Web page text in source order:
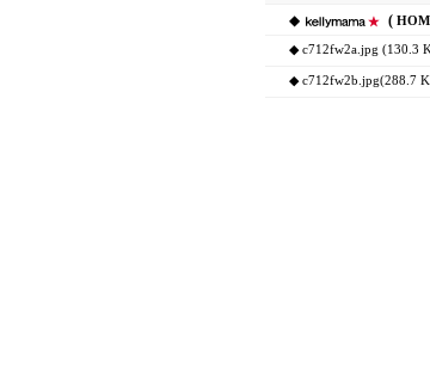
◆ (
◆ c712fw2a.jpg (130.3
◆ c712fw2b.jpg(288.7